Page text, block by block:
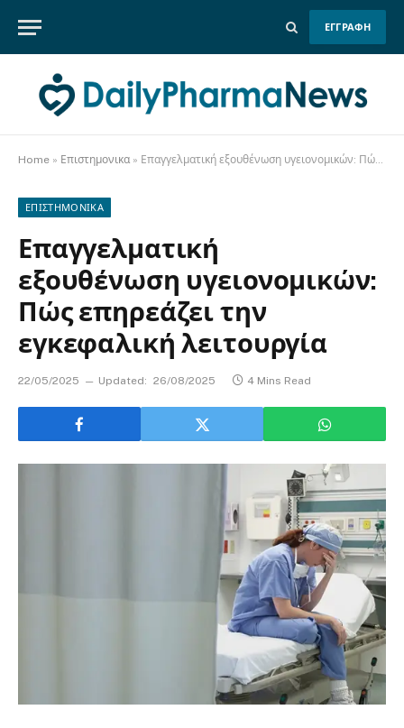
ΕΓΓΡΑΦΗ
Home » Επιστημονικα » Επαγγελματική εξουθένωση υγειονομικών: Πώς επηρεάζει την εγκεφαλική λειτουργία
ΕΠΙΣΤΗΜΟΝΙΚΑ
Επαγγελματική
εξουθένωση υγειονομικών:
Πώς επηρεάζει την
εγκεφαλική λειτουργία
22/05/2025 Updated: 26/08/2025 4 Mins Read